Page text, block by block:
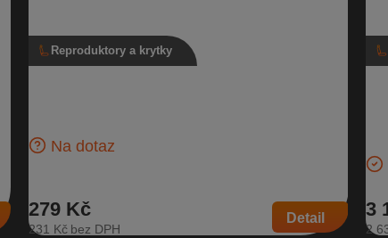
Reproduktory a krytky
Na dotaz
279 Kč
231 Kč
Detail 3
2